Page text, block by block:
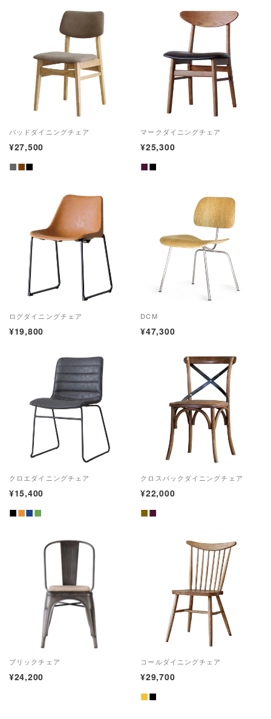
パッドダイニングチェア
¥27,500
■■■
マークダイニングチェア
¥25,300
■■
ログダイニングチェア
¥19,800
DCM
¥47,300
クロエダイニングチェア
¥15,400
■■■■
クロスバックダイニングチェア
¥22,000
■■
ブリックチェア
¥24,200
コールダイニングチェア
¥29,700
■■